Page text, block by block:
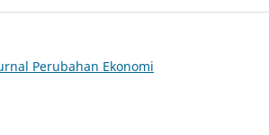
Perubahan Ekonomi